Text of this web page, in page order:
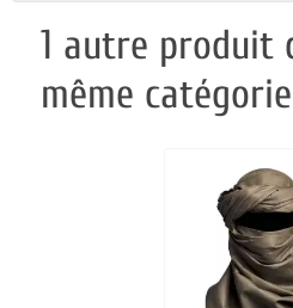
1 autre produit
même